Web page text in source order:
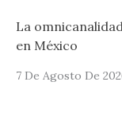
La
en México
7 De Agosto De